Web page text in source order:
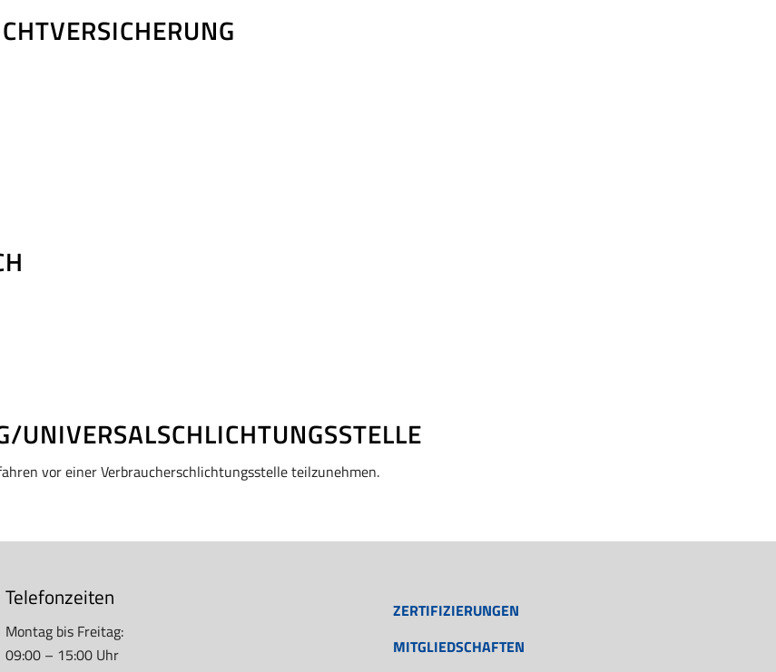
UNIVERSAL­SCHLICHTUNGS­STELLE
vor einer Verbraucherschlichtungsstelle teilzunehmen.
Telefonzeiten
Montag bis Freitag:
09:00 – 15:00 Uhr
ZERTIFIZIERUNGEN
MITGLIEDSCHAFTEN